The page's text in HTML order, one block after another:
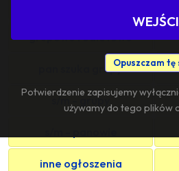
Opuszczam tę
Potwierdzenie zapisujemy
używamy do tego plików
grupowo i odlotowo
pan szuka grupy
s/m - grupy
inne ogłoszenia